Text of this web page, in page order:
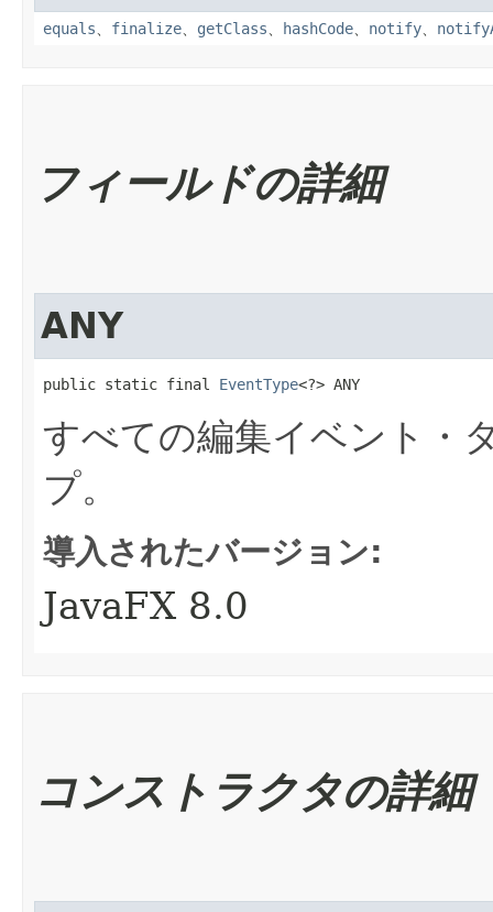
equals、 finalize、 getClass、 hashCode、 notify、
フィールドの詳細
ANY
public static final EventType<?> ANY
すべての編集イベント・
プ。
導入されたバージョン:
JavaFX 8.0
コンストラクタの詳細